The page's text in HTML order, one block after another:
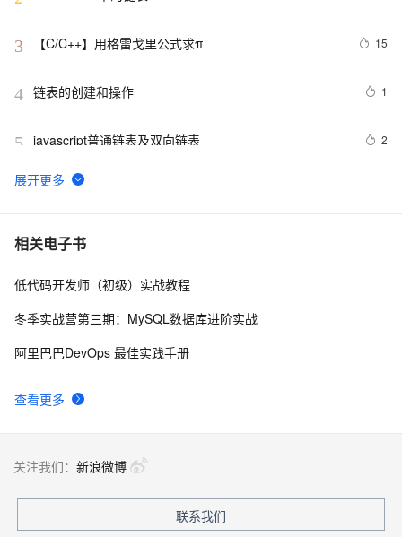
3 【C/C++】用格雷戈里公式求π 15
4 链表的创建和操作 1
5 javascript普通链表及双向链表 2
6 C/C++中对链表操作的理解&&实例分析
7 删除单链表的倒数第k个结点
8 LeetCode 92 Reverse Linked List II（翻转链表II）
环链表
相关电子书
查看更多
低代码开发师（初级）实战教程
冬季实战营第三期：MySQL数据库进阶实战
阿里巴巴DevOps 最佳实践手册
关注我们： 新浪微博
联系我们